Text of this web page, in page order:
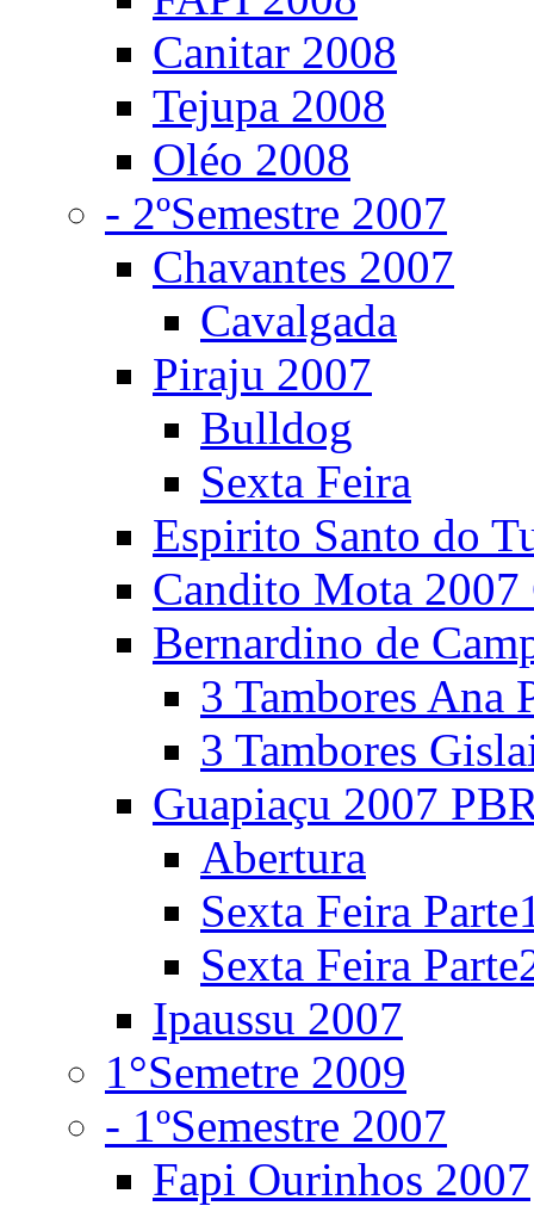
Canitar 2008
Tejupa 2008
Oléo 2008
- 2ºSemestre 2007
Chavantes 2007
Cavalgada
Piraju 2007
Bulldog
Sexta Feira
Espirito Santo do
Candito Mota 2007
Bernardino de
3 Tambores Ana
3 Tambores
Guapiaçu 2007
Abertura
Sexta Feira
Sexta Feira
Ipaussu 2007
1°Semetre 2009
- 1ºSemestre 2007
Fapi Ourinhos 2007